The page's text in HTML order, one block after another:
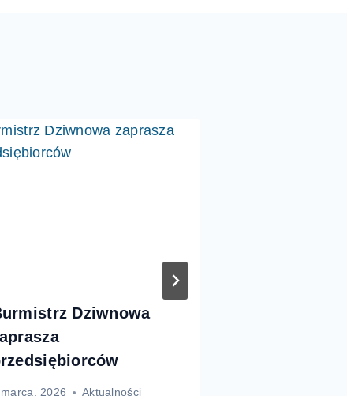
Dziwnowa
2026 Aktualności